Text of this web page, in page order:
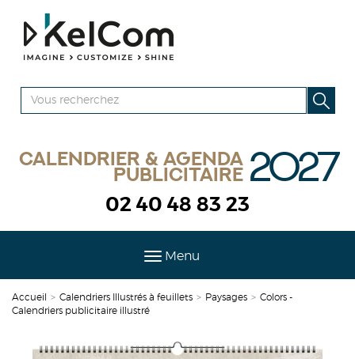
Calendrier & agenda
publicitaire 2027
02 40 48 83 23
Menu
Accueil > Calendriers Illustrés à feuillets > Paysages > Colors -
Calendriers publicitaire illustré